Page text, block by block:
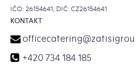
IČO: 26154641, DIČ: CZ26154641
KONTAKT
officecatering@
+420 734 184 185